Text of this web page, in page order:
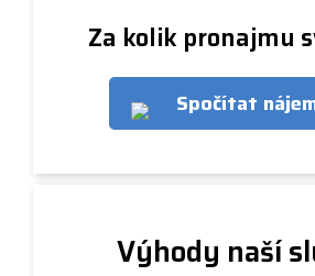
Za kolik pronajmu
Spočítat
Výhody naší